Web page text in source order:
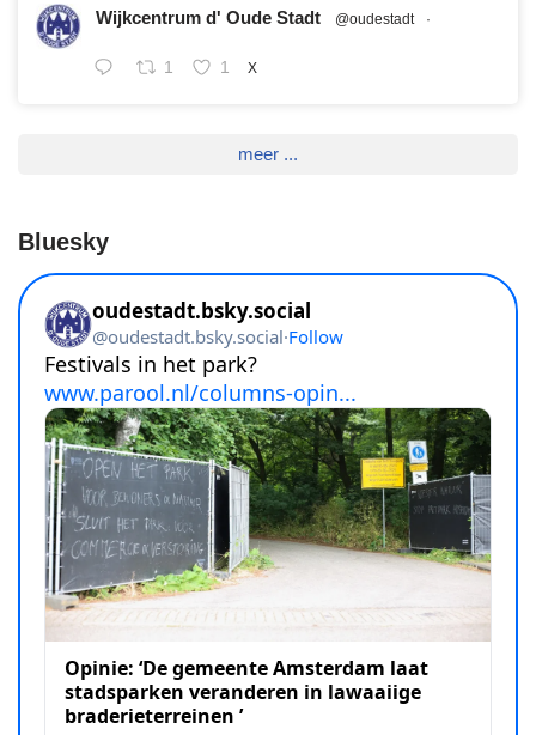
Wijkcentrum d' Oude Stadt @oudestadt ·
1 1 X
meer ...
Bluesky